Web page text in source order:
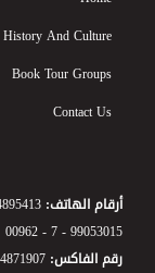
History And Culture
Book Tour Groups
Contact Us
أرقام الهاتف:
00962 - 7 - 99053015
رقم الفاكس: